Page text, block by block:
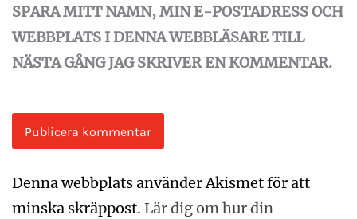
SPARA MITT NAMN, MIN E-POSTADRESS OCH
WEBBPLATS I DENNA WEBBLÄSARE TILL
NÄSTA GÅNG JAG SKRIVER EN KOMMENTAR.
Denna webbplats använder Akismet för att
minska skräppost. Lär dig om hur din